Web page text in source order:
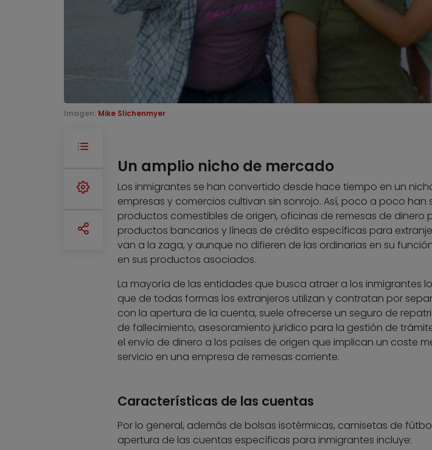
Imagen: Mike Slichenmyer
Un amplio nicho de mercado
Los inmigrantes se han convertido desde hace tiempo en un
empresas y comercios cultivan sin sonrojo. Así, poco a poco han
productos comestibles de origen, oficinas de remesas de dinero
productos bancarios y líneas de crédito específicas para
van a la zaga, y aunque no difieren de las ordinarias en su
en sus productos asociados.
La mayoría de las entidades que busca atraer a los inmigrantes
que de todas formas los extranjeros utilizan y contratan por
con la apertura de la cuenta, suele ofrecerse un seguro de
de fallecimiento, asesoramiento jurídico para la gestión de
el envío de dinero a los países de origen que implican un coste
servicio en una empresa de remesas corriente.
Características de las cuentas
Por lo general, además de bolsas isotérmicas, camisetas de
apertura de las cuentas específicas para inmigrantes incluye: